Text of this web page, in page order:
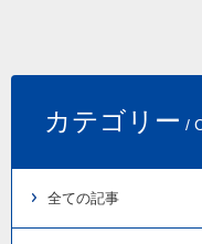
カテゴリー /
全ての記事